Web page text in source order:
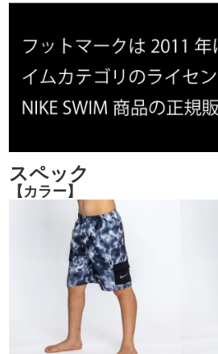
スペック
【カラー】